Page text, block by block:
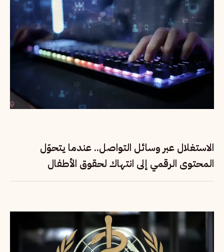
الاستغلال عبر وسائل التواصل.. عندما يتحوّل
المحتوى الرقمي إلى انتهاك لحقوق الأطفال